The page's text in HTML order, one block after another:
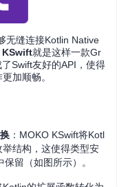
无缝连接Kotlin Native
KSwift就是这样一款Gr
Swift友好的API，使得
加顺畅。
：MOKO KSwift将Kotl
结构，这使得类型安
留（如图所示）。